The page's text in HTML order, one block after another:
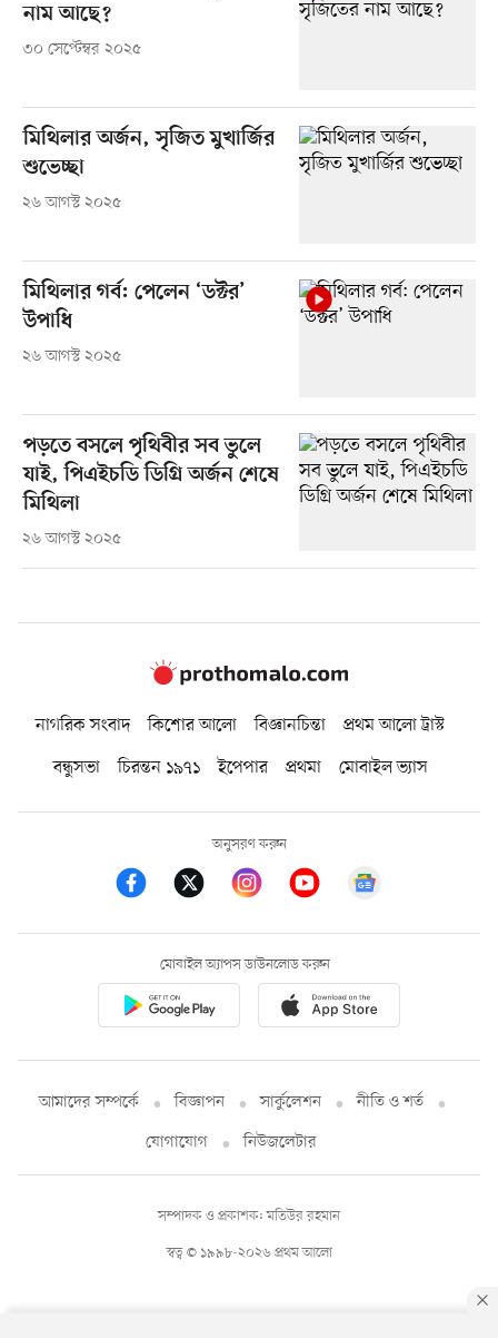
নাম আছে?
৩০ সেপ্টেম্বর ২০২৫
মিথিলার অর্জন, সৃজিত মুখার্জির
শুভেচ্ছা
২৬ আগস্ট ২০২৫
মিথিলার গর্ব: পেলেন ‘ডক্টর’
উপাধি
২৬ আগস্ট ২০২৫
পড়তে বসলে পৃথিবীর সব ভুলে
যাই, পিএইচডি ডিগ্রি অর্জন শেষে
মিথিলা
২৬ আগস্ট ২০২৫
নাগরিক সংবাদ কিশোর আলো বিজ্ঞানচিন্তা
প্রথম আলো ট্রাস্ট
বন্ধুসভা
চিরন্তন ১৯৭১ ইপেপার প্রথমা মোবাইল ভ্যাস
অনুসরণ করুন
মোবাইল অ্যাপস ডাউনলোড করুন
আমাদের সম্পর্কে বিজ্ঞাপন সার্কুলেশন
নীতি ও শর্ত
যোগাযোগ
নিউজলেটার
স্বত্ব © ১৯৯৮-২০২৬ প্রথম আলো
সম্পাদক ও প্রকাশক: মতিউর রহমান